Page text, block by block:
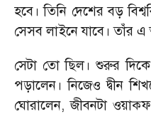
হবে। তিনি দেশের বড়
সেসব লাইনে যাবে। তাঁর
সেটা তো ছিল। শুরুর
পড়ালেন। নিজেও দ্বীন
ঘোরালেন,জীবনটা